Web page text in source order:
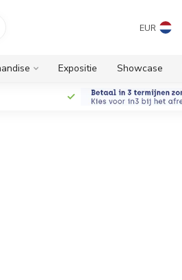
EUR
Expositie Showcase